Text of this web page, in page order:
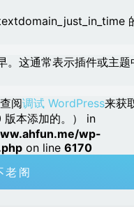
。这通常表示插件或主
阅调试 WordPress来获
版本添加的。） in
wp-
on line 6170
老阁